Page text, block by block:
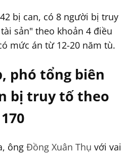
bị can, có 8 người bị truy
sản" theo khoản 4 điều
mức án từ 12-20 năm tù.
phó tổng biên
bị truy tố theo
ông Đồng Xuân Thụ với vai